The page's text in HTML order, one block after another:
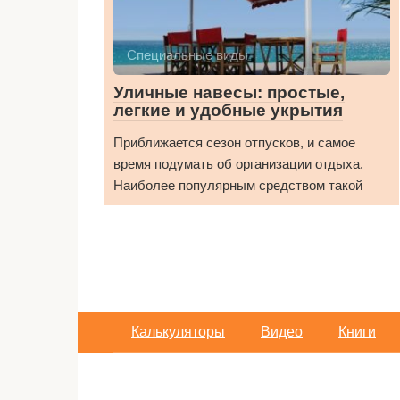
Специальные виды
Уличные навесы: простые,
легкие и удобные укрытия
Приближается сезон отпусков, и самое
время подумать об организации отдыха.
Наиболее популярным средством такой
Калькуляторы Видео Книги